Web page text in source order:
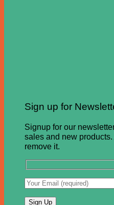
Sign up for
Signup for our
sales and new
remove it.